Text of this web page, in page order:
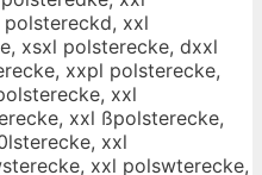
xxl
xsxl polsterecke, dxxl
xxpl polsterecke,
xxl
xxl ßpolsterecke,
xxl
xxl polswterecke,